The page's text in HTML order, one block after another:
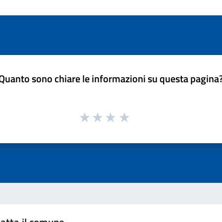
sono chiare le informazioni su questa